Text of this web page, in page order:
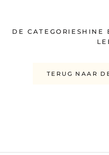
DE CATEGORIESHINE
TERUG NAAR